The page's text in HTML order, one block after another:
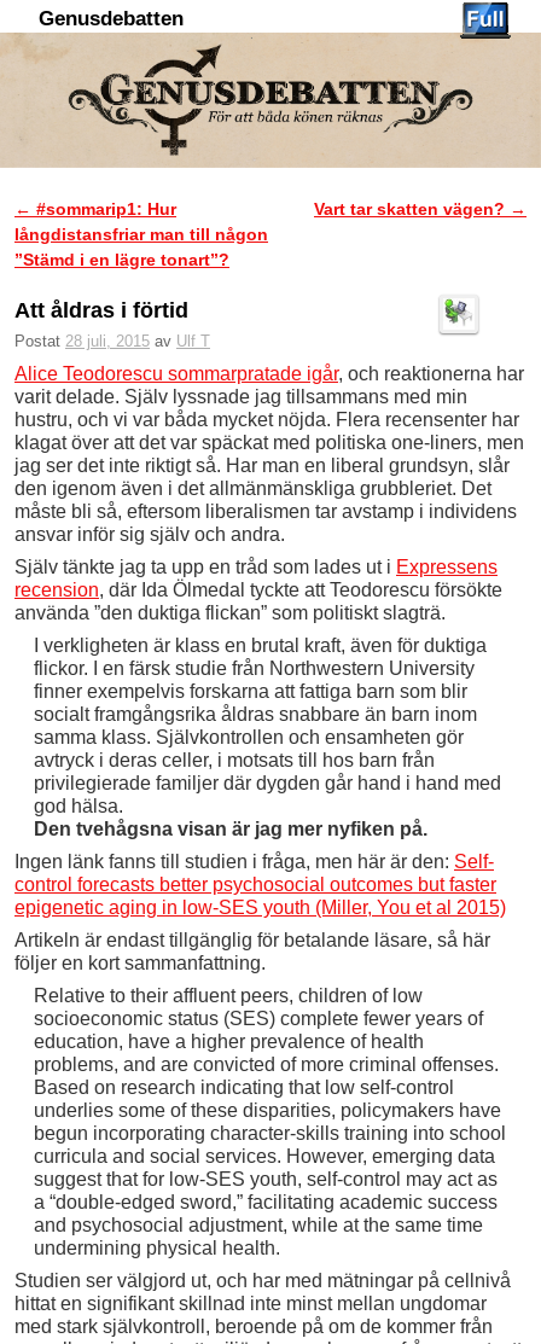
Genusdebatten
Inläggsnavigering
← #sommarip1: Hur
långdistansfriar man till någon
”Stämd i en lägre tonart”?
Vart tar skatten vägen? →
Att åldras i förtid
Postat 28 juli, 2015 av Ulf T
Alice Teodorescu sommarpratade igår, och reaktionerna har
varit delade. Själv lyssnade jag tillsammans med min
hustru, och vi var båda mycket nöjda. Flera recensenter har
klagat över att det var späckat med politiska one-liners, men
jag ser det inte riktigt så. Har man en liberal grundsyn, slår
den igenom även i det allmänmänskliga grubbleriet. Det
måste bli så, eftersom liberalismen tar avstamp i individens
ansvar inför sig själv och andra.
Själv tänkte jag ta upp en tråd som lades ut i Expressens
recension, där Ida Ölmedal tyckte att Teodorescu försökte
använda ”den duktiga flickan” som politiskt slagträ.
I verkligheten är klass en brutal kraft, även för duktiga
flickor. I en färsk studie från Northwestern University
finner exempelvis forskarna att fattiga barn som blir
socialt framgångsrika åldras snabbare än barn inom
samma klass. Självkontrollen och ensamheten gör
avtryck i deras celler, i motsats till hos barn från
privilegierade familjer där dygden går hand i hand med
god hälsa.
Den tvehågsna visan är jag mer nyfiken på.
Ingen länk fanns till studien i fråga, men här är den: Self-
control forecasts better psychosocial outcomes but faster
epigenetic aging in low-SES youth (Miller, You et al 2015)
Artikeln är endast tillgänglig för betalande läsare, så här
följer en kort sammanfattning.
Relative to their affluent peers, children of low
socioeconomic status (SES) complete fewer years of
education, have a higher prevalence of health
problems, and are convicted of more criminal offenses.
Based on research indicating that low self-control
underlies some of these disparities, policymakers have
begun incorporating character-skills training into school
curricula and social services. However, emerging data
suggest that for low-SES youth, self-control may act as
a “double-edged sword,” facilitating academic success
and psychosocial adjustment, while at the same time
undermining physical health.
Studien ser välgjord ut, och har med mätningar på cellnivå
hittat en signifikant skillnad inte minst mellan ungdomar
med stark självkontroll, beroende på om de kommer från